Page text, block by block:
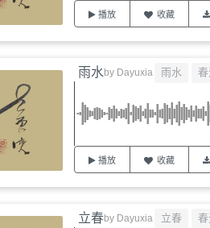
播放 收藏
雨水by Dayuxia 雨水
播放 收藏
立春by Dayuxia 立春